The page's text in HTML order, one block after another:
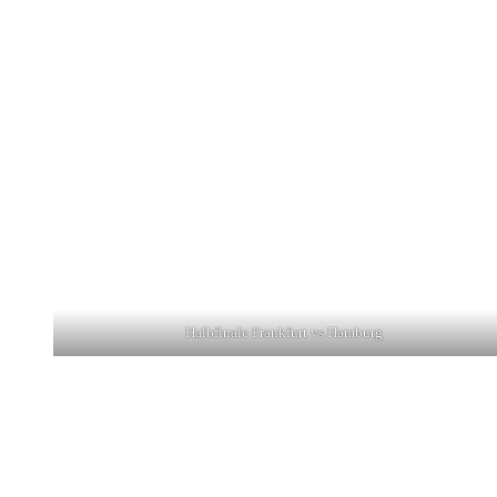
Halbfinale Frankfurt vs Hamburg